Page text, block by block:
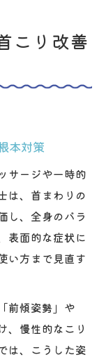
こり改善
本対策
サージや一時的
は、首まわりの
し、全身のバラ
表面的な症状に
い方まで見直す
前傾姿勢」や
、慢性的なこり
は、こうした姿